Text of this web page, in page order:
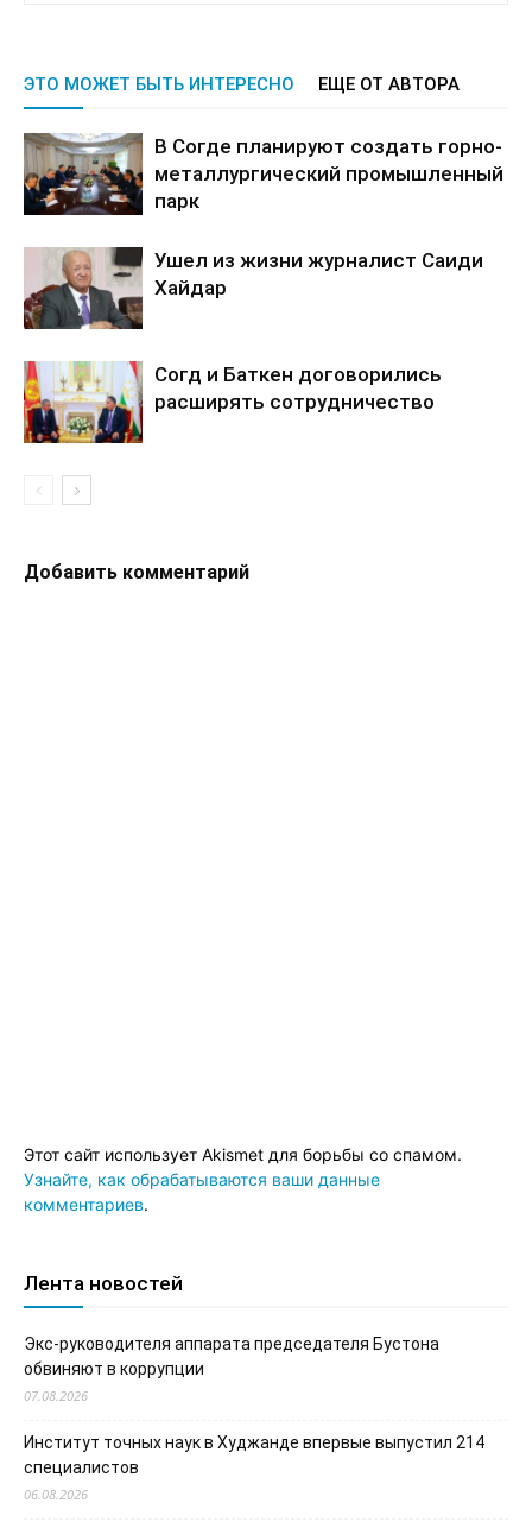
ЭТО МОЖЕТ БЫТЬ ИНТЕРЕСНО ЕЩЕ ОТ АВТОРА
В Согде планируют создать горно-
металлургический промышленный
парк
Ушел из жизни журналист Саиди
Хайдар
Согд и Баткен договорились
расширять сотрудничество
Добавить комментарий
Этот сайт использует Akismet для борьбы со спамом.
Узнайте, как обрабатываются ваши данные
комментариев.
Лента новостей
Экс-руководителя аппарата председателя Бустона
обвиняют в коррупции
07.08.2026
Институт точных наук в Худжанде впервые выпустил 214
специалистов
06.08.2026